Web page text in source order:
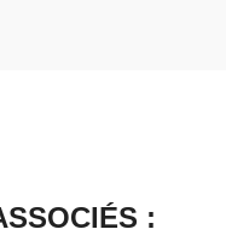
: